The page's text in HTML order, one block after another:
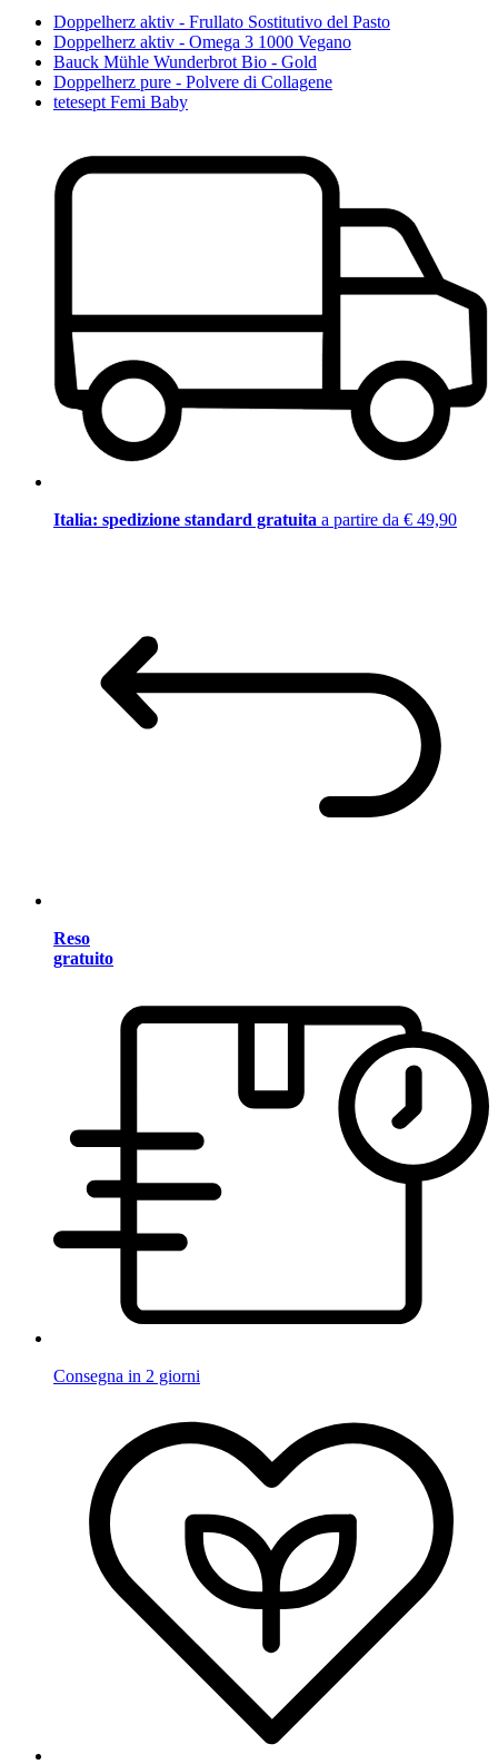
Doppelherz aktiv - Frullato Sostitutivo del Pasto
Doppelherz aktiv - Omega 3 1000 Vegano
Bauck Mühle Wunderbrot Bio - Gold
Doppelherz pure - Polvere di Collagene
tetesept Femi Baby
Italia: spedizione standard gratuita a partire da € 49,90
Reso
gratuito
Consegna in 2 giorni